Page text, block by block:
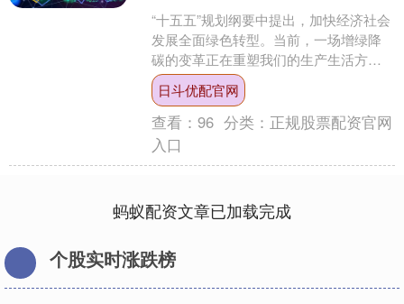
“十五五”规划纲要中提出，加快经济社会
发展全面绿色转型。当前，一场增绿降
碳的变革正在重塑我们的生产生活方
式，持续激发绿色发展动能。 粤西海
域，离岸70公里外，水....
日斗优配官网
查看：96 分类： 正规股票配资官网
入口
蚂蚁配资文章已加载完成
个股实时涨跌榜